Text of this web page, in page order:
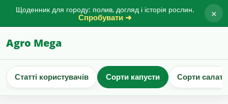
Щоденник для городу: полив, догляд і історія рослин.
Спробувати ➜ ×
Agro Mega
Статті користувачів Сорти капусти Сорти салату